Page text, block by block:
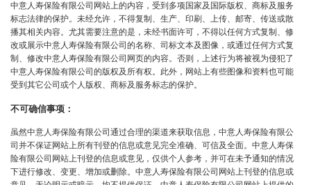
中意人寿保险有限公司网站上的内容，受到多项国家及国际版权、商标及服务
标志法律的保护。未经允许，不得复制、生产、印刷、上传、邮寄、传送或散
播其相关内容。尤其需要注意的是，未经书面许可，不得以任何方式复制、修
改或展示中意人寿保险有限公司的名称、司标文本及图像，或通过任何方式复
制、修改中意人寿保险有限公司网页的内容。否则，上述行为将被视为侵犯了
中意人寿保险有限公司的版权及所有权。此外，网站上有些图像和资料也可能
受到其它公司或个人版权、商标及服务标志的保护。
不可确信事项：
虽然中意人寿保险有限公司通过合理的渠道来获取信息，中意人寿保险有限公
司并不保证网站上所有刊登的信息或意见完全准确、可信及全面。中意人寿保
险有限公司网站上刊登的信息或意见，仅供个人参考，并可在未予通知的情况
下进行修改、变更、增加或删除。中意人寿保险有限公司网站上刊登的信息或